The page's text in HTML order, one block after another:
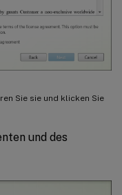
Sie sie und klicken Sie
und des